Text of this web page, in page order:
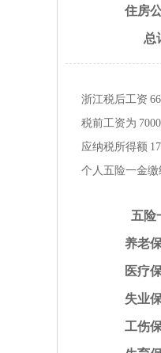
住房
总
浙江税后工资
税前工资为 7000
应纳税所得额
个人五险一金缴
五险
养老
医疗
失业
工伤